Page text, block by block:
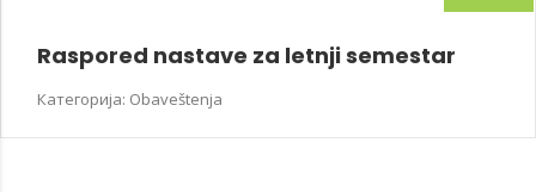
Raspored nastave za letnji semestar
Категорија: Obaveštenja